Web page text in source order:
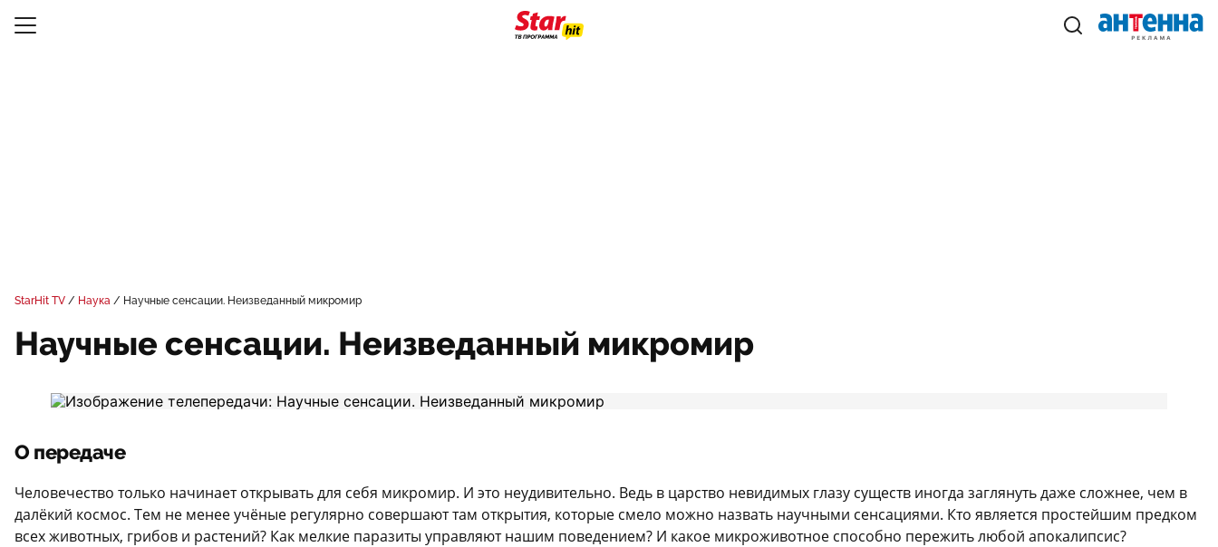
StarHit TV Наука Научные сенсации. Неизведанный микромир
Научные сенсации. Неизведанный микромир
О передаче
Человечество только начинает открывать для себя микромир. И это неудивительно. Ведь в царство невидимых глазу существ иногда заглянуть даже сложнее, чем в
далёкий космос. Тем не менее учёные регулярно совершают там открытия, которые смело можно назвать научными сенсациями. Кто является простейшим предком
всех животных, грибов и растений? Как мелкие паразиты управляют нашим поведением? И какое микроживотное способно пережить любой апокалипсис?